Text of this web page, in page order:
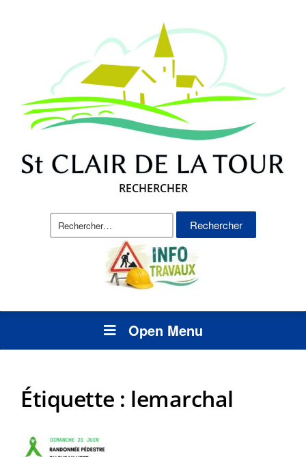
RECHERCHER
Rechercher :
Open Menu
Étiquette : lemarchal